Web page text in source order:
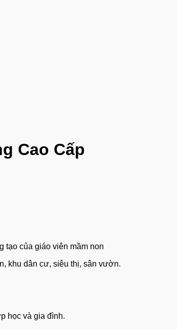
Cao Cấp
tạo của giáo viên mầm non
khu dân cư, siêu thị, sân vườn.
học và gia đình.